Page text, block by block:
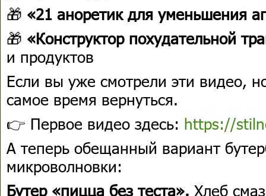
🎁 «21 аноретик для уменьшения
🎁 «Конструктор похудательной
и продуктов
Если вы уже смотрели эти видео,
самое время вернуться.
👉 Первое видео здесь: https://
А теперь обещанный вариант
микроволновки:
Бутер «пицца без теста». Хлеб